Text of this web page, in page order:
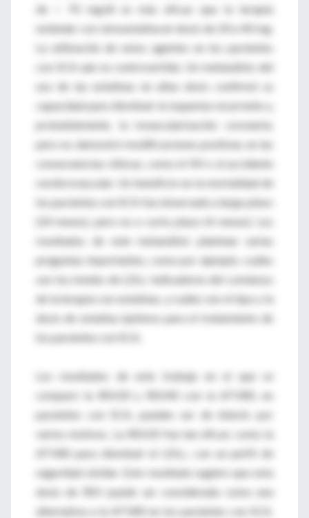
de < 70 mg/dl es más eficaz que la terapia
estándar con simvastatina en dosis de 20 a 40 mg.
La utilización de estos agentes en los pacientes
con SCA aún es controvertida. Un metanálisis del
uso de las estatinas en altas dosis confirmó su
capacidad para disminuir la isquemia recurrente y,
probablemente, la revascularización coronaria;
pero no demostró modificaciones positivas en las
consecuencias clínicas, como el IM o el accidente
cerebrovascular. Un beneficio en la mortalidad de
los pacientes con SCA fue observado a largo plazo
(24 meses), pero no a corto plazo (4 meses). Los
resultados de este metanálisis plantean varias
preguntas importantes, como por ejemplo, cuáles
son los niveles de LDLc indicadores del comienzo
de la terapia con estatinas, y cuáles son el tipo y la
dosis de estatina óptimos para el tratamiento de
los pacientes con SCA.
Los resultados de este trabajo en el que se
comparó la RSV20 y RSV40 con la ATV80, en
pacientes con SCA, pueden ser de interés por
varios motivos. La RSV20 fue tan eficaz como la
ATV80 para disminuir el LDLc, con un perfil de
seguridad similar. Este resultado sugiere que esta
dosis de RSV puede ser considerada como una
alternativa a la ATV80 en los pacientes con SCA.